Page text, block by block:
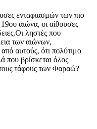
ενταφιασμών των πιο
αιώνα, οι αίθουσες
ληστές που
των αιώνων,
αυτούς, ότι πολύτιμο
που βρίσκεται όλος
τάφους των Φαραώ?